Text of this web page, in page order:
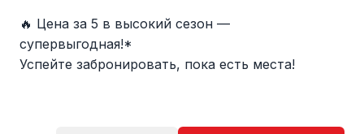
🔥 Цена за 5 в высокий сезон —
супервыгодная!*
Успейте забронировать, пока есть места!